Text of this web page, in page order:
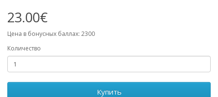
23.00€
Цена в бонусных баллах: 2300
Количество
Купить